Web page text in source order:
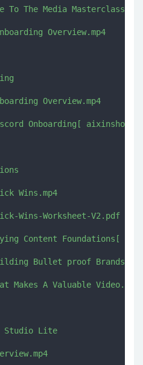
To The Media
Overview.mp4
Overview.mp4
Onboarding[
Wins.mp4
Wins-Worksheet-V2.pdf
Content Foundations[
Bullet proof
Makes A Valuable Video.mp4
Studio Lite